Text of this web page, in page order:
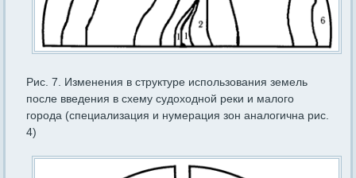
Рис. 7. Изменения в структуре использования земель
после введения в схему судоходной реки и малого
города (специализация и нумерация зон аналогична рис.
4)